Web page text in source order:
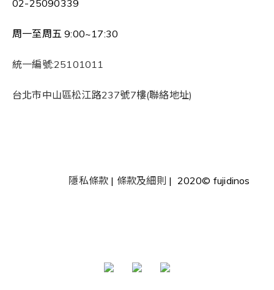
02-25090339
周一至周五 9:00~17:30
統一編號:25101011
台北市中山區松江路237號7樓(聯絡地址)
隱私條款 | 條款及細則 | 2020© fujidinos